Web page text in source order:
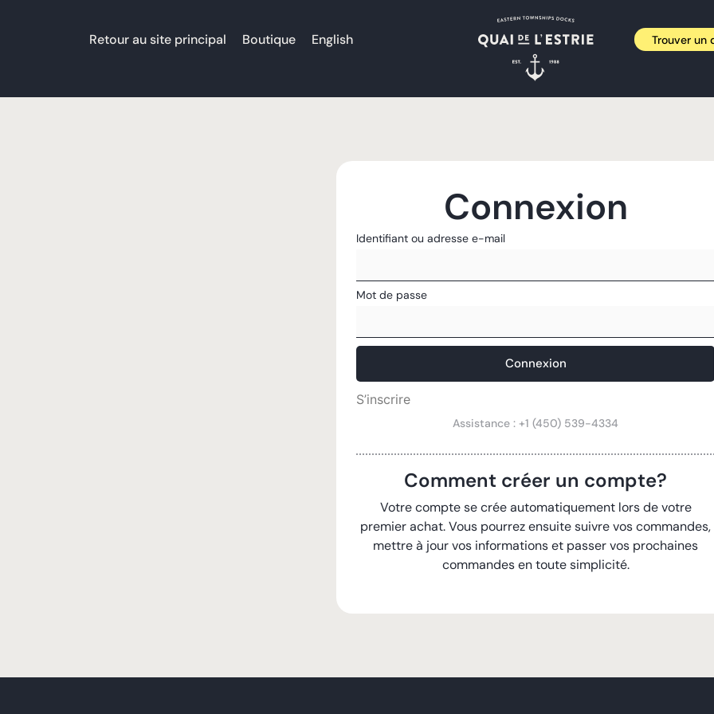
Retour au site principal Boutique English Trouver un
Connexion
Identifiant ou adresse e-mail
Mot de passe
Connexion
S’inscrire
Assistance : +1 (450) 539-4334
Comment créer un compte?
Votre compte se crée automatiquement lors de votre
premier achat. Vous pourrez ensuite suivre vos commandes,
mettre à jour vos informations et passer vos prochaines
commandes en toute simplicité.